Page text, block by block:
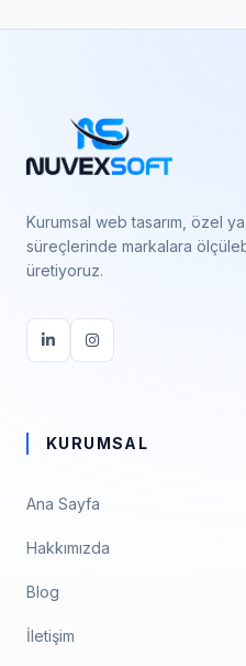
Kurumsal web tasarım, özel
süreçlerinde markalara
üretiyoruz.
KURUMSAL
Ana Sayfa
Hakkımızda
Blog
İletişim